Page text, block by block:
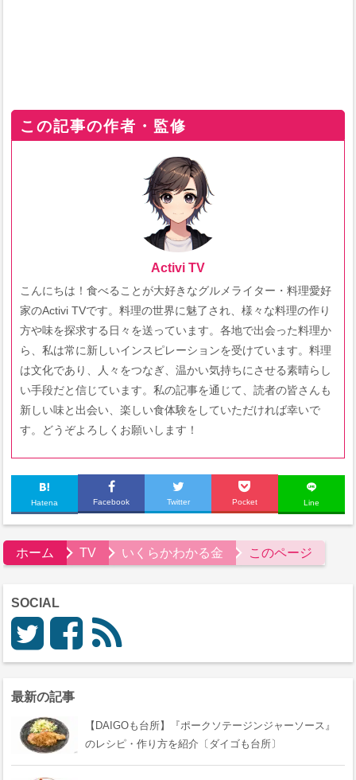
この記事の作者・監修
Activi TV
こんにちは！食べることが大好きなグルメライター・料理愛好
家のActivi TVです。料理の世界に魅了され、様々な料理の作り
方や味を探求する日々を送っています。各地で出会った料理か
ら、私は常に新しいインスピレーションを受けています。料理
は文化であり、人々をつなぎ、温かい気持ちにさせる素晴らし
い手段だと信じています。私の記事を通じて、読者の皆さんも
新しい味と出会い、楽しい食体験をしていただければ幸いで
す。どうぞよろしくお願いします！
Hatena Facebook Twitter Pocket Line
ホーム TV いくらかわかる金 このページ
SOCIAL
最新の記事
【DAIGOも台所】『ポークソテージンジャーソース』
のレシピ・作り方を紹介〔ダイゴも台所〕